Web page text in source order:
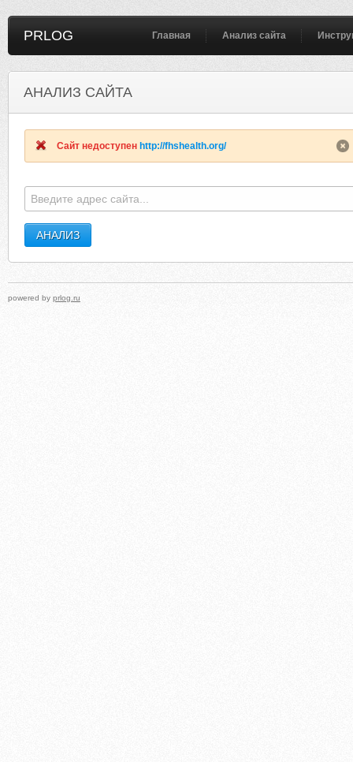
PRLOG Главная Анализ сайта
АНАЛИЗ САЙТА
Сайт недоступен http://fhshealth.org/
powered by prlog.ru